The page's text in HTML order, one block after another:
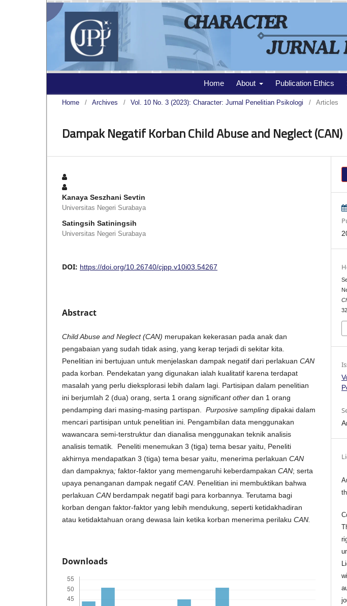
Home About Publication Ethics
Home / Archives / Vol. 10 No. 3 (2023): Character: Jurnal Penelitian Psikologi / Articles
Dampak Negatif Korban Child Abuse and Neglect (CAN)
Kanaya Seszhani Sevtin
Universitas Negeri Surabaya
Satingsih Satiningsih
Universitas Negeri Surabaya
DOI: https://doi.org/10.26740/cjpp.v10i03.54267
Abstract
Child Abuse and Neglect (CAN) merupakan kekerasan pada anak dan
pengabaian yang sudah tidak asing, yang kerap terjadi di sekitar kita.
Penelitian ini bertujuan untuk menjelaskan dampak negatif dari perlakuan CAN
pada korban
Pendekatan yang digunakan ialah kualitatif karena terdapat
masalah yang perlu dieksplorasi lebih dalam lagi. Partisipan dalam penelitian
ini berjumlah 2 (dua) orang, serta 1 orang significant other dan 1 orang
pendamping dari masing-masing partispan. Purposive sampling dipakai dalam
mencari partisipan untuk penelitian ini. Pengambilan data menggunakan
wawancara semi-terstruktur dan dianalisa menggunakan teknik analisis
analisis tematik
Peneliti menemukan 3 (tiga) tema besar yaitu, Peneliti
akhirnya mendapatkan 3 (tiga) tema besar yaitu, menerima perlakuan CAN
dan dampaknya; faktor-faktor yang memengaruhi keberdampakan CAN; serta
upaya penanganan dampak negatif CAN . Penelitian ini membuktikan bahwa
perlakuan CAN berdampak negatif bagi para korbannya. Terutama bagi
korban dengan faktor-faktor yang lebih mendukung, seperti ketidakhadiran
atau ketidaktahuan orang dewasa lain ketika korban menerima perilaku CAN.
Downloads